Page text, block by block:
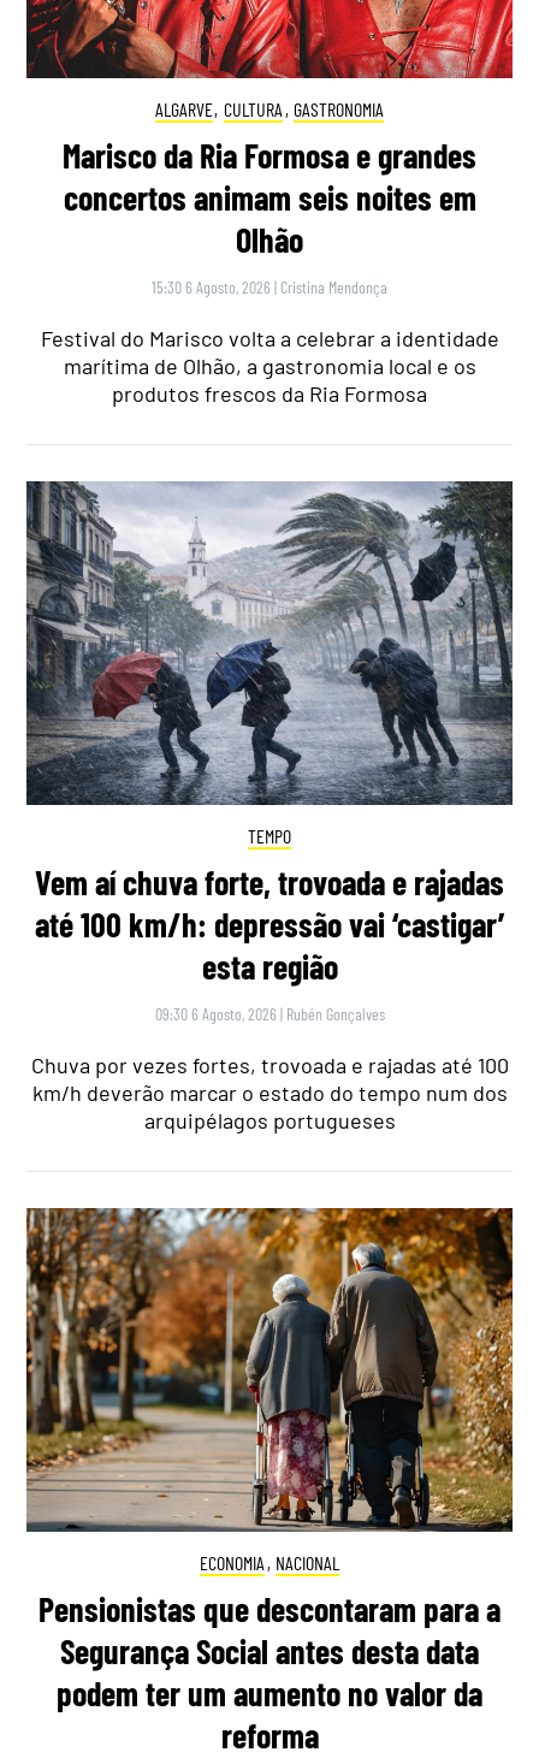
ALGARVE, CULTURA , GASTRONOMIA
Marisco da Ria Formosa e grandes
concertos animam seis noites em
Olhão
15:30 6 Agosto, 2026 | Cristina Mendonça
Festival do Marisco volta a celebrar a identidade
marítima de Olhão, a gastronomia local e os
produtos frescos da Ria Formosa
TEMPO
Vem aí chuva forte, trovoada e rajadas
até 100 km/h: depressão vai ‘castigar’
esta região
09:30 6 Agosto, 2026 | Rubén Gonçalves
Chuva por vezes fortes, trovoada e rajadas até 100
km/h deverão marcar o estado do tempo num dos
arquipélagos portugueses
ECONOMIA , NACIONAL
Pensionistas que descontaram para a
Segurança Social antes desta data
podem ter um aumento no valor da
reforma